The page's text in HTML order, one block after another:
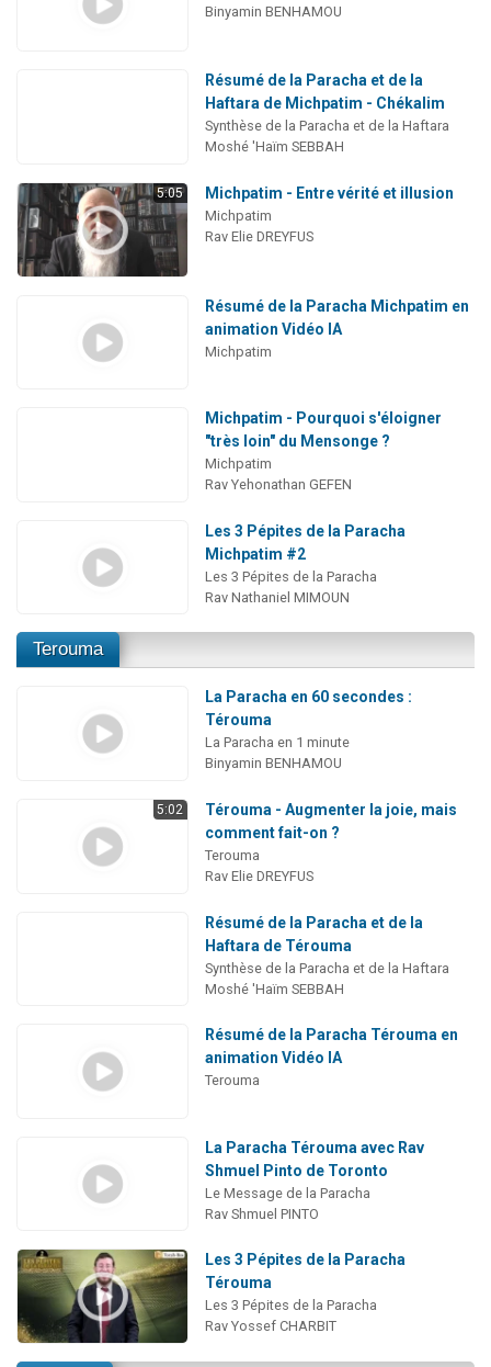
Binyamin BENHAMOU
Résumé de la Paracha et de la
Haftara de Michpatim - Chékalim
Synthèse de la Paracha et de la Haftara
Moshé 'Haïm SEBBAH
5:05 Michpatim - Entre vérité et illusion
Michpatim
Rav Elie DREYFUS
Résumé de la Paracha Michpatim en
animation Vidéo IA
Michpatim
Michpatim - Pourquoi s'éloigner
"très loin" du Mensonge ?
Michpatim
Rav Yehonathan GEFEN
Les 3 Pépites de la Paracha
Michpatim #2
Les 3 Pépites de la Paracha
Rav Nathaniel MIMOUN
Terouma
La Paracha en 60 secondes :
Térouma
La Paracha en 1 minute
Binyamin BENHAMOU
5:02
Térouma - Augmenter la joie, mais
comment fait-on ?
Terouma
Rav Elie DREYFUS
Résumé de la Paracha et de la
Haftara de Térouma
Synthèse de la Paracha et de la Haftara
Moshé 'Haïm SEBBAH
Résumé de la Paracha Térouma en
animation Vidéo IA
Terouma
La Paracha Térouma avec Rav
Shmuel Pinto de Toronto
Le Message de la Paracha
Rav Shmuel PINTO
Les 3 Pépites de la Paracha
Térouma
Les 3 Pépites de la Paracha
Rav Yossef CHARBIT